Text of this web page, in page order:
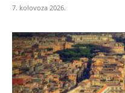
7. kolovoza 2026.